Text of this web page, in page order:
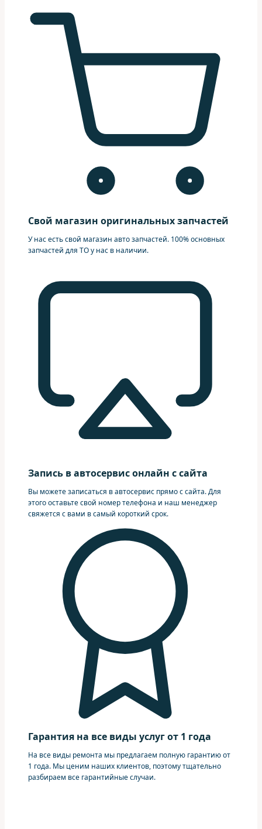
Свой магазин оригинальных запчастей
У нас есть свой магазин авто запчастей. 100% основных
запчастей для ТО у нас в наличии.
Запись в автосервис онлайн с сайта
Вы можете записаться в автосервис прямо с сайта. Для
этого оставьте свой номер телефона и наш менеджер
свяжется с вами в самый короткий срок.
Гарантия на все виды услуг от 1 года
На все виды ремонта мы предлагаем полную гарантию от
1 года. Мы ценим наших клиентов, поэтому тщательно
разбираем все гарантийные случаи.